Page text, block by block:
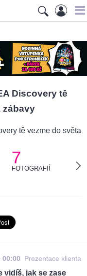
Discovery tě
zábavy
7
FOTOGRAFIÍ
00:00 Prezentace klienta
vidíš, jak se zase